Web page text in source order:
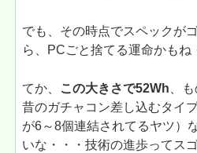
でも、その時点でスペックが
ら、PCごと捨てる運命かもね
てか、 この大きさで52Wh、
昔のガチャコン差し込むタイ
が6～8個連結されてるヤツ）
いな・・・技術の進歩ってス